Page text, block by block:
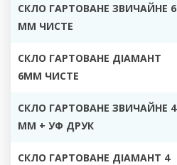
СКЛО ГАРТОВАНЕ ЗВИЧАЙНЕ 6
ММ ЧИСТЕ
СКЛО ГАРТОВАНЕ ДІАМАНТ
6ММ ЧИСТЕ
СКЛО ГАРТОВАНЕ ЗВИЧАЙНЕ 4
ММ + УФ ДРУК
СКЛО ГАРТОВАНЕ ДІАМАНТ 4